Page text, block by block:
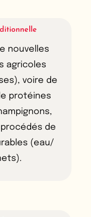
nouvelles
agricoles
voire de
protéines
de
(eau/